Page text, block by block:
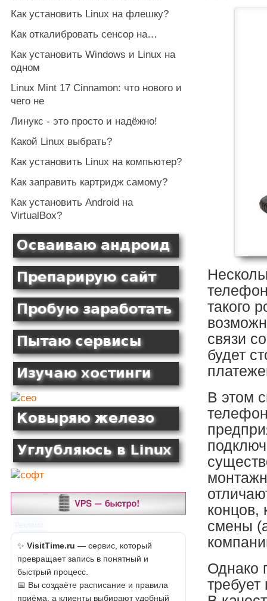
такого
связи
будет
В этом
концов,
смены
Однако
Как установить Linux на флешку?
Как откалибровать сенсор на…
Как установить Windows и Linux на
одном
Linux Mint 17 Cinnamon: что нового и
чего не
Линукс - это просто и надёжно!
Какой Linux выбрать?
Как установить Linux на компьютер?
Как заправить картридж самому?
Как установить Android на
VirtualBox?
✨ VisitTime.ru — сервис, который
превращает запись в понятный и
быстрый процесс.
📅 Вы создаёте расписание и правила
приёма, а клиенты выбирают удобный